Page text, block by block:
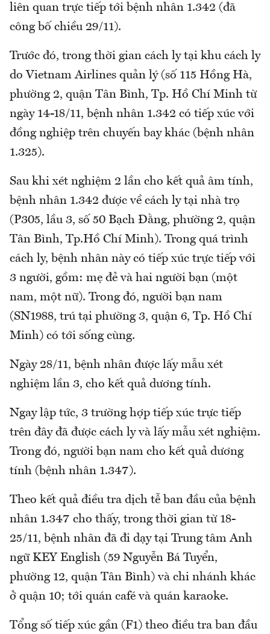
liên quan trực tiếp tới bệnh nhân 1.342 (đã
công bố chiều 29/11).
Trước đó, trong thời gian cách ly tại khu cách ly
do Vietnam Airlines quản lý (số 115 Hồng Hà,
phường 2, quận Tân Bình, Tp. Hồ Chí Minh từ
ngày 14-18/11, bệnh nhân 1.342 có tiếp xúc với
đồng nghiệp trên chuyến bay khác (bệnh nhân
1.325).
Sau khi xét nghiệm 2 lần cho kết quả âm tính,
bệnh nhân 1.342 được về cách ly tại nhà trọ
(P305, lầu 3, số 50 Bạch Đằng, phường 2, quận
Tân Bình, Tp.Hồ Chí Minh). Trong quá trình
cách ly, bệnh nhân này có tiếp xúc trực tiếp với
3 người, gồm: mẹ đẻ và hai người bạn (một
nam, một nữ). Trong đó, người bạn nam
(SN1988, trú tại phường 3, quận 6, Tp. Hồ Chí
Minh) có tới sống cùng.
Ngày 28/11, bệnh nhân được lấy mẫu xét
nghiệm lần 3, cho kết quả dương tính.
Ngay lập tức, 3 trường hợp tiếp xúc trực tiếp
trên đây đã được cách ly và lấy mẫu xét nghiệm.
Trong đó, người bạn nam cho kết quả dương
tính (bệnh nhân 1.347).
Theo kết quả điều tra dịch tễ ban đầu của bệnh
nhân 1.347 cho thấy, trong thời gian từ 18-
25/11, bệnh nhân đã đi dạy tại Trung tâm Anh
ngữ KEY English (59 Nguyễn Bá Tuyển,
phường 12, quận Tân Bình) và chi nhánh khác
ở quận 10; tới quán café và quán karaoke.
Tổng số tiếp xúc gần (F1) theo điều tra ban đầu